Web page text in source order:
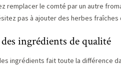
remplacer le comté par un autre
pas à ajouter des herbes
ingrédients de qualité
ingrédients fait toute la différence